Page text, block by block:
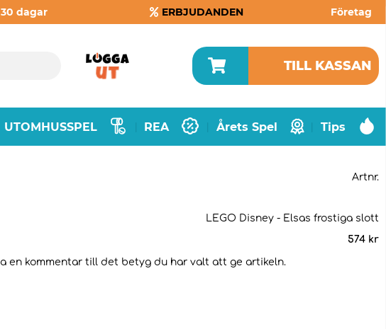
dagar ERBJUDANDEN Företag
TILL KASSAN
UTOMHUSSPEL REA Årets Spel Tips
Artnr.
LEGO Disney - Elsas frostiga slott
574 kr
en kommentar till det betyg du har valt att ge artikeln.